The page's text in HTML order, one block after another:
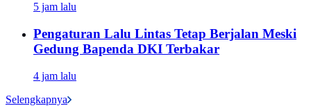
5 jam lalu
Pengaturan Lalu Lintas Tetap Berjalan Meski
Gedung Bapenda DKI Terbakar
4 jam lalu
Selengkapnya